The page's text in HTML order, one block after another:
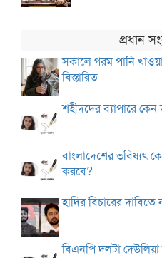
প্রধান
সকালে গরম পানি
বিস্তারিত
শহীদদের ব্যাপারে
বাংলাদেশের ভবিষ্যৎ
করবে?
হাদির বিচারের
বিএনপি দলটা